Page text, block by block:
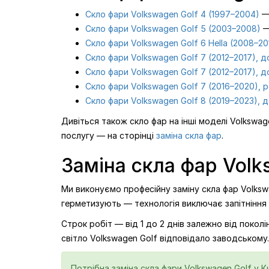
Скло фари Volkswagen Golf 4 (1997–2004) —
Скло фари Volkswagen Golf 5 (2003–2008)
Скло фари Volkswagen Golf 6 Hella
Скло фари Volkswagen Golf 7 (2012–2017),
Скло фари Volkswagen Golf 7 (2012–2017),
Скло фари Volkswagen Golf 7 (2016–2020),
Скло фари Volkswagen Golf 8 (2019–2023),
Дивіться також скло фар на інші моделі
послугу — на сторінці заміна скла фар.
Заміна скла фар
Ми виконуємо професійну заміну скла фар
герметизують — технологія виключає
Строк робіт — від 1 до 2 днів залежно від
світло Volkswagen Golf відповідало заводському.